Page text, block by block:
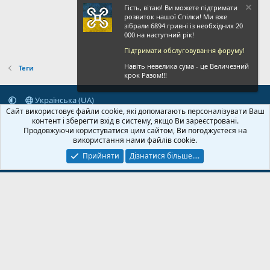
Теги
Українська (UA)
Зворотній зв'язок
Умови і правила
Політика конфіденційності
Дoпoмoга
Головна
R
S
S
© 2020-2026 FPVUA.ORG Розроблено:Magshifter
Гість, вітаю! Ви можете підтримати
розвиток нашої Спілки! Ми вже
зібрали 6894 гривні із необхідних 20
000 на наступний рік!
Підтримати обслуговування форуму!
Навіть невелика сума - це Величезний
крок Разом!!!
Сайт використовує файли cookie, які допомагають персоналізувати Ваш
контент і зберегти вхід в систему, якщо Ви зареєстровані.
Продовжуючи користуватися цим сайтом, Ви погоджуєтеся на
використання нами файлів cookie.
Прийняти
Дізнатися більше....